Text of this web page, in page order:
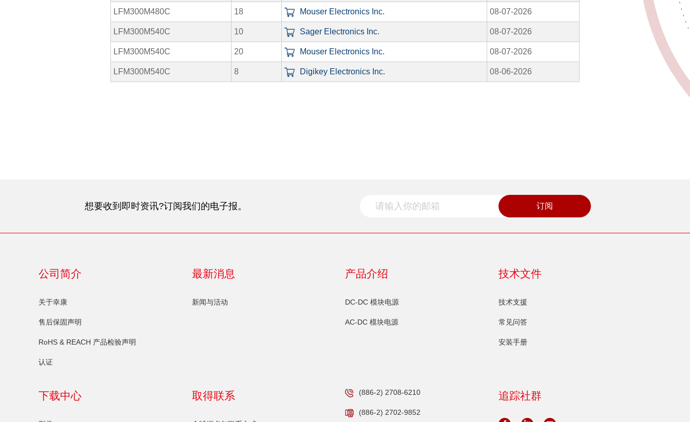
LFM300M480C 18 Mouser Electronics Inc. 08-07-2026
LFM300M540C 10 Sager Electronics Inc. 08-07-2026
LFM300M540C 20 Mouser Electronics Inc. 08-07-2026
LFM300M540C 8 Digikey Electronics Inc. 08-06-2026
想要收到即时资讯?订阅我们的电子报。 订阅
公司简介
关于幸康
售后保固声明
RoHS & REACH 产品检验声明
认证
最新消息
新闻与活动
产品介绍
DC-DC 模块电源
AC-DC 模块电源
技术文件
技术支援
常见问答
安装手册
下载中心 取得联系 (886-2) 2708-6210
(886-2) 2702-9852
追踪社群